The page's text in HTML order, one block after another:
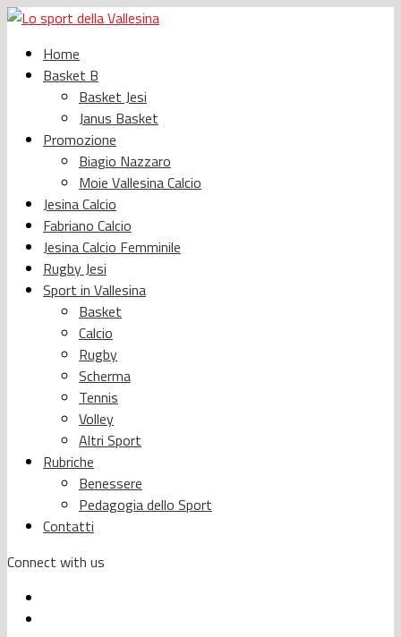
Home
Basket B
Basket Jesi
Janus Basket
Promozione
Biagio Nazzaro
Moie Vallesina Calcio
Jesina Calcio
Fabriano Calcio
Jesina Calcio Femminile
Rugby Jesi
Sport in Vallesina
Basket
Calcio
Rugby
Scherma
Tennis
Volley
Altri Sport
Rubriche
Benessere
Pedagogia dello Sport
Contatti
Connect with us